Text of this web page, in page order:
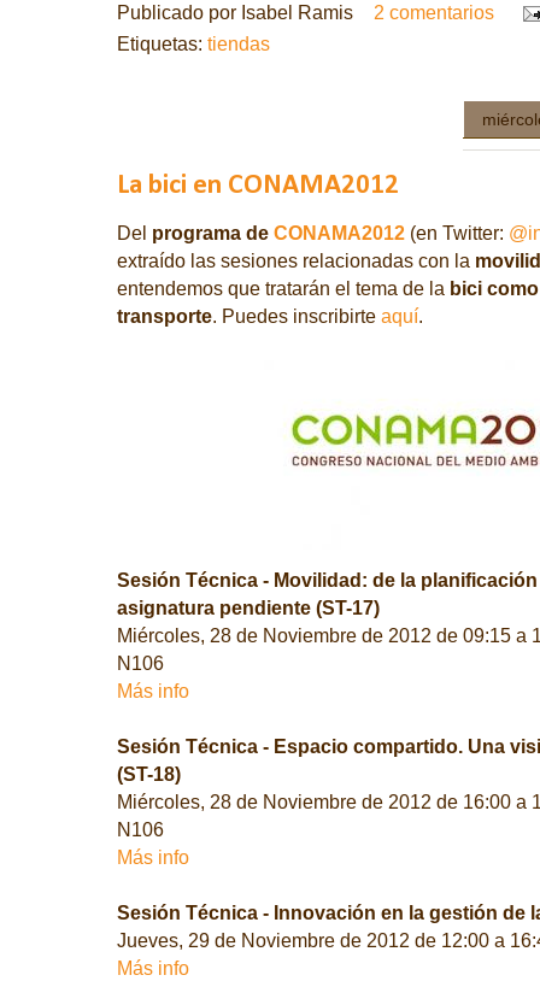
Publicado por Isabel Ramis
2 comentarios
Etiquetas: tiendas
La bici en CONAMA2012
Del programa de CONAMA2012 (en Twitter:
extraído las sesiones relacionadas con la
entendemos que tratarán el tema de la bici
transporte. Puedes inscribirte aquí.
Sesión Técnica - Movilidad: de la
asignatura pendiente (ST-17)
Miércoles, 28 de Noviembre de 2012 de 09:15 a
N106
Más info
Sesión Técnica - Espacio compartido. Una
(ST-18)
Miércoles, 28 de Noviembre de 2012 de 16:00 a
N106
Más info
Sesión Técnica - Innovación en la gestión de
Jueves, 29 de Noviembre de 2012 de 12:00 a
Más info